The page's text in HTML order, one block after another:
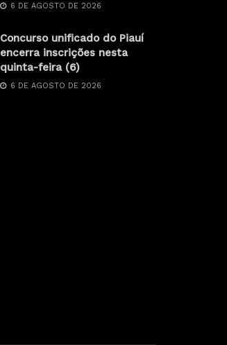
6 DE AGOSTO DE 2026
Concurso unificado do Piauí
encerra inscrições nesta
quinta-feira (6)
6 DE AGOSTO DE 2026